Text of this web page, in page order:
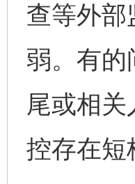
查等外部
弱。有的
尾或相
控存在短